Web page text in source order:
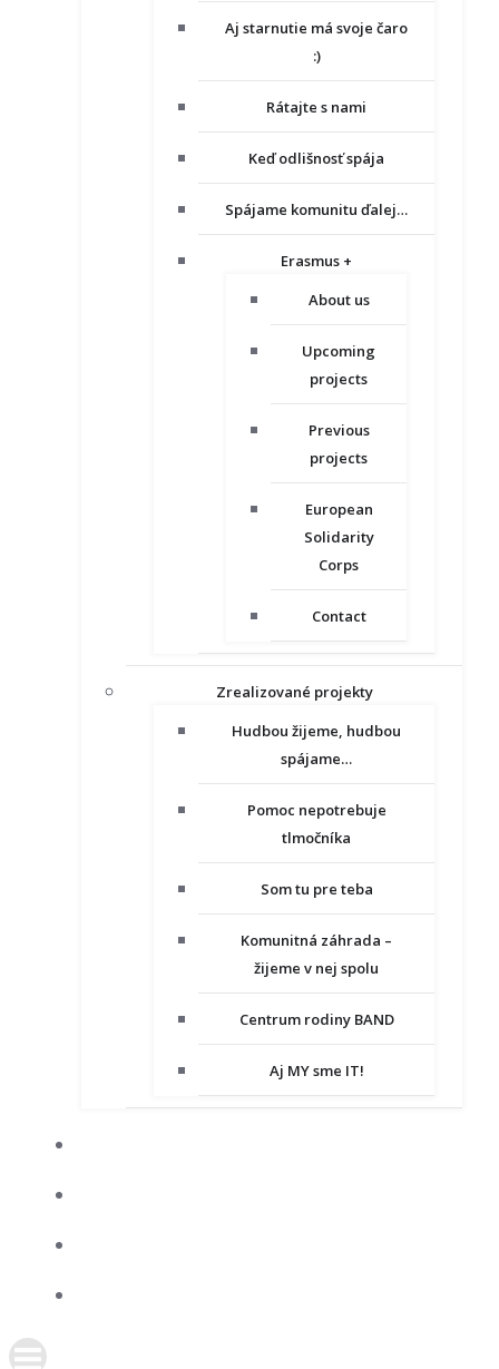
Aj starnutie má svoje čaro
:)
Rátajte s nami
Keď odlišnosť spája
Spájame komunitu ďalej…
Erasmus +
About us
Upcoming
projects
Previous
projects
European
Solidarity
Corps
Contact
Zrealizované projekty
Hudbou žijeme, hudbou
spájame…
Pomoc nepotrebuje
tlmočníka
Som tu pre teba
Komunitná záhrada –
žijeme v nej spolu
Centrum rodiny BAND
Aj MY sme IT!